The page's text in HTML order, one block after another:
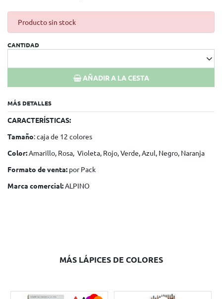
Producto sin stock
CANTIDAD
AÑADIR A LA CESTA
MÁS DETALLES
CARACTERÍSTICAS:
Tamaño: caja de 12 colores
Color:Amarillo, Rosa, Violeta, Rojo, Verde, Azul, Negro, Naranja
Formato de venta: por Pack
Marca comercial:ALPINO
MÁS LÁPICES DE COLORES